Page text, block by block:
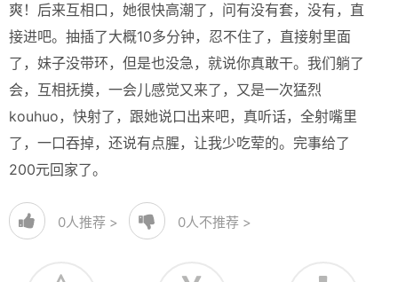
爽！后来互相口，她很快高潮了，问有没有套，没有，直
接进吧。抽插了大概10多分钟，忍不住了，直接射里面
了，妹子没带环，但是也没急，就说你真敢干。我们躺了
会，互相抚摸，一会儿感觉又来了，又是一次猛烈
kouhuo，快射了，跟她说口出来吧，真听话，全射嘴里
了，一口吞掉，还说有点腥，让我少吃荤的。完事给了
200元回家了。
0人推荐 > 0人不推荐 >